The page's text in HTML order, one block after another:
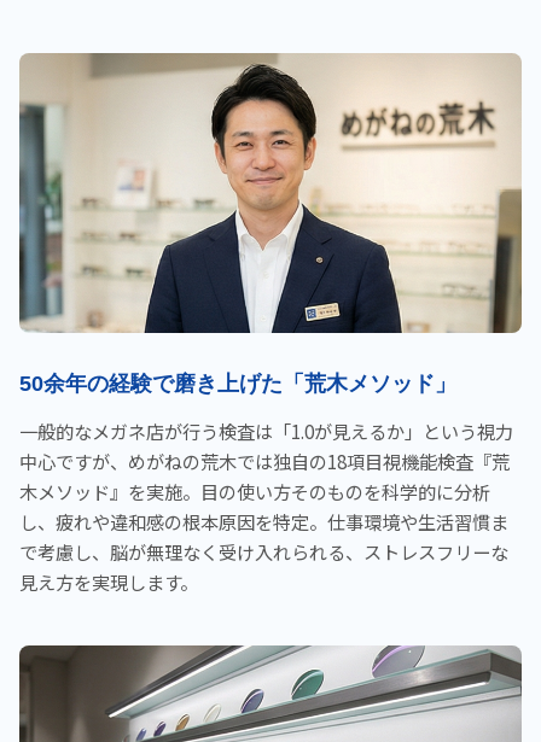
50余年の経験で磨き上げた「荒木メソッド」
一般的なメガネ店が行う検査は「1.0が見えるか」という視力
中心ですが、めがねの荒木では独自の18項目視機能検査『荒
木メソッド』を実施。目の使い方そのものを科学的に分析
し、疲れや違和感の根本原因を特定。仕事環境や生活習慣ま
で考慮し、脳が無理なく受け入れられる、ストレスフリーな
見え方を実現します。